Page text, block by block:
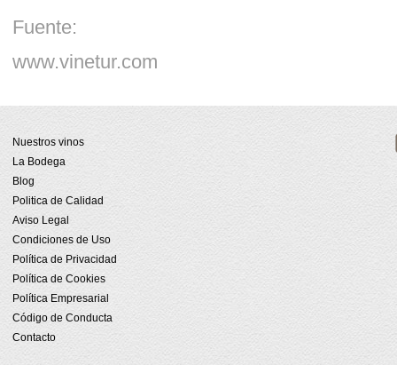
Fuente:
www.vinetur.com
Nuestros vinos
La Bodega
Blog
Politica de Calidad
Aviso Legal
Condiciones de Uso
Política de Privacidad
Política de Cookies
Política Empresarial
Código de Conducta
Contacto